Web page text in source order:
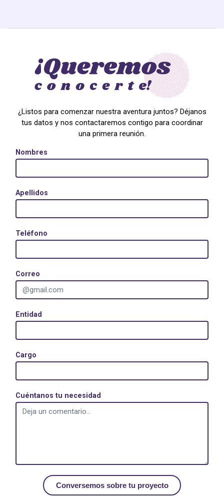
¿Listos para comenzar nuestra aventura juntos? Déjanos
tus datos y nos contactaremos contigo para coordinar
una primera reunión.
Nombres
Apellidos
Teléfono
Correo
Entidad
Cargo
Cuéntanos tu necesidad